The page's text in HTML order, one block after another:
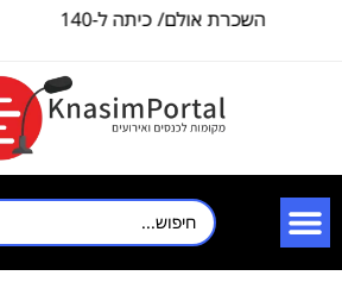
השכרת אולם/ כיתה ל-140